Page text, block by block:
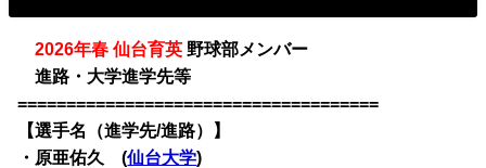
・2026年春 仙台育英 野球部メンバー
・進路・大学進学先等
=====================================
【選手名（進学先/進路）】
・原亜佑久 (仙台大学)